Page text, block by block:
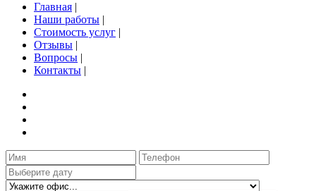
Главная |
Наши работы |
Стоимость услуг |
Отзывы |
Вопросы |
Контакты |